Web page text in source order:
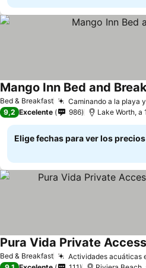
Bed & Breakfast Caminando a la playa
Mango Inn Bed and
9,2 Excelente 986 Lake Worth, a
Elige fechas para ver los
Bed & Breakfast Actividades acuáticas
Pura Vida Private